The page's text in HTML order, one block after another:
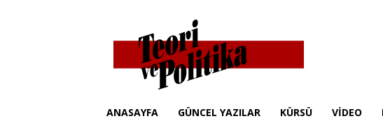
ANASAYFA GÜNCEL YAZILAR KÜRSÜ VIDEO